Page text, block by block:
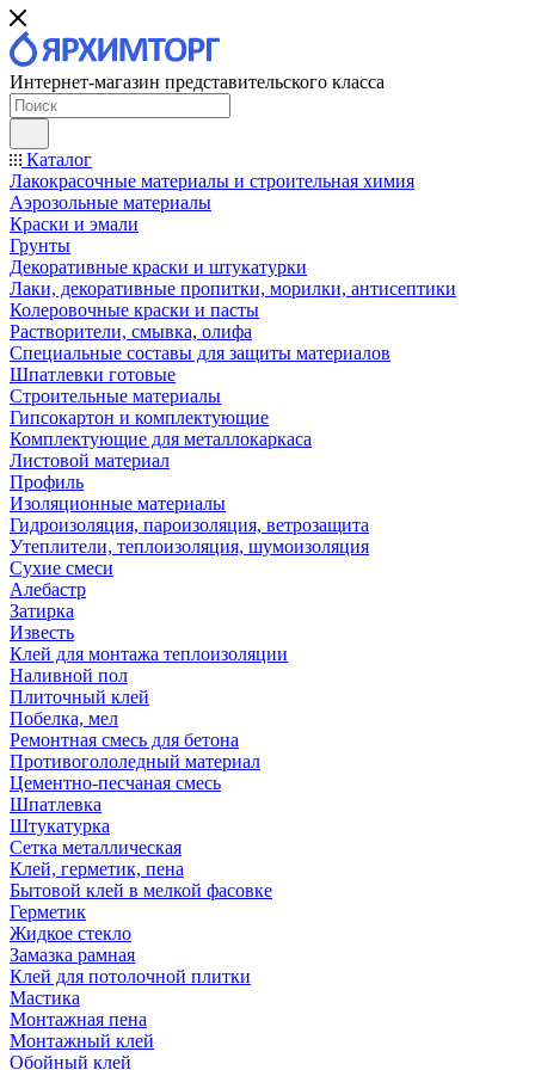
Интернет-магазин представительского класса
Каталог
Лакокрасочные материалы и строительная химия
Аэрозольные материалы
Краски и эмали
Грунты
Декоративные краски и штукатурки
Лаки, декоративные пропитки, морилки, антисептики
Колеровочные краски и пасты
Растворители, смывка, олифа
Специальные составы для защиты материалов
Шпатлевки готовые
Строительные материалы
Гипсокартон и комплектующие
Комплектующие для металлокаркаса
Листовой материал
Профиль
Изоляционные материалы
Гидроизоляция, пароизоляция, ветрозащита
Утеплители, теплоизоляция, шумоизоляция
Сухие смеси
Алебастр
Затирка
Известь
Клей для монтажа теплоизоляции
Наливной пол
Плиточный клей
Побелка, мел
Ремонтная смесь для бетона
Противогололедный материал
Цементно-песчаная смесь
Шпатлевка
Штукатурка
Сетка металлическая
Клей, герметик, пена
Бытовой клей в мелкой фасовке
Герметик
Жидкое стекло
Замазка рамная
Клей для потолочной плитки
Мастика
Монтажная пена
Монтажный клей
Обойный клей